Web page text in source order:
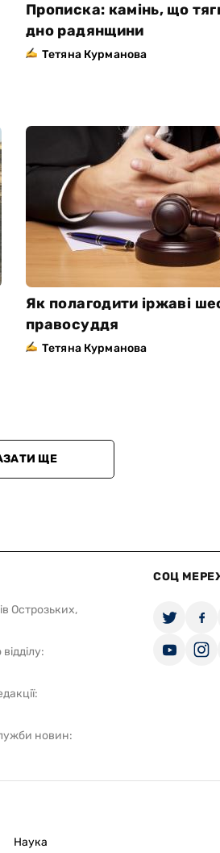
Прописка: камінь, що
дно радянщини
Тетяна Курманова
Як полагодити іржаві
правосуддя
Тетяна Курманова
ЩЕ
Острозьких,
новин:
СОЦ
Наука